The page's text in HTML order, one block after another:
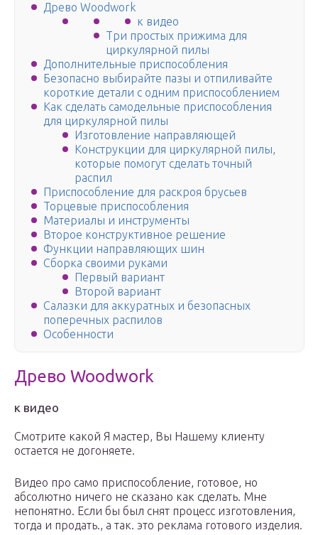
Древо Woodwork
к видео
Три простых прижима для
циркулярной пилы
Дополнительные приспособления
Безопасно выбирайте пазы и отпиливайте
короткие детали с одним приспособлением
Как сделать самодельные приспособления
для циркулярной пилы
Изготовление направляющей
Конструкции для циркулярной пилы,
которые помогут сделать точный
распил
Приспособление для раскроя брусьев
Торцевые приспособления
Материалы и инструменты
Второе конструктивное решение
Функции направляющих шин
Сборка своими руками
Первый вариант
Второй вариант
Салазки для аккуратных и безопасных
поперечных распилов
Особенности
Древо Woodwork
к видео
Смотрите какой Я мастер, Вы Нашему клиенту
остается не догоняете.
Видео про само приспособление, готовое, но
абсолютно ничего не сказано как сделать. Мне
непонятно. Если бы был снят процесс изготовления,
тогда и продать., а так. это реклама готового изделия.